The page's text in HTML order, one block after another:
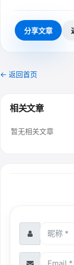
分享文章
← 返回首页
相关文章
暂无相关文章